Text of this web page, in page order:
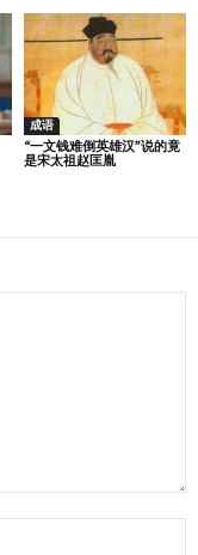
成语
“一文钱难倒英雄汉”说的竟
是宋太祖赵匡胤